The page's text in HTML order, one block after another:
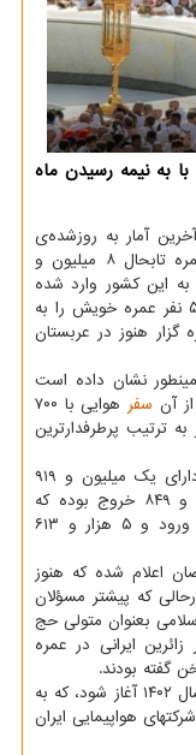
به نیمه رسیدن ماه
آمار به روزشده‌ی
وزارت حج و عمره عربستان، از آغاز فصل عمره تابحال ۸ میلیون و
به این کشور وارد شده
اند. از این تعداد، ۷ میلیون و ۲۵۹ هزار و ۵۰۴ نفر عمره خویش را به
اند و حدود ۹۷۶ هزار و ۱۷۶ عمره گزار هنوز در عربستان
نشان داده است
سفر
هوایی با ۷۰۰
نفر و دریایی با ۵۴ هزار و ۱۴۱ نفر به ترتیب پرطرفدارترین
فرودگاه بین المللی محمد بن عبدالعزیز هم دارای یک میلیون و ۹۱۹
هزار و ۹۷۱ ورود و یک میلیون و ۴۳۷ هزار و ۸۴۹ خروج بوده که
میانگین جابه جایی آن روزانه ۶ هزار و ۵۷۹ ورود و ۵ هزار و ۶۱۳
اعلام شده که هنوز
که پیشتر مسؤلان
بعنوان متولی حج
ایرانی در عمره
قرار بود اعزام زائرین ایرانی به عمره از دیماه سال ۱۴۰۲ آغاز شود، که به
هواپیمایی ایران